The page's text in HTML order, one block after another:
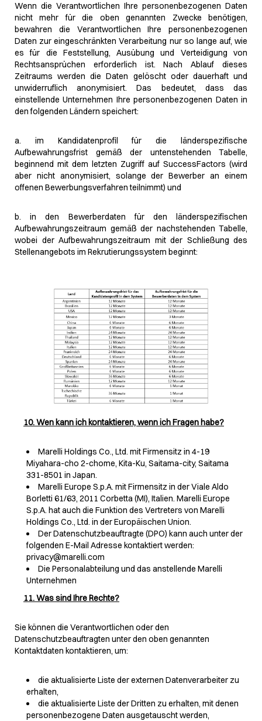
Wenn die Verantwortlichen Ihre personenbezogenen Daten
nicht mehr für die oben genannten Zwecke benötigen,
bewahren die Verantwortlichen Ihre personenbezogenen
Daten zur eingeschränkten Verarbeitung nur so lange auf, wie
es für die Feststellung, Ausübung und Verteidigung von
Rechtsansprüchen erforderlich ist. Nach Ablauf dieses
Zeitraums werden die Daten gelöscht oder dauerhaft und
unwiderruflich anonymisiert. Das bedeutet, dass das
einstellende Unternehmen Ihre personenbezogenen Daten in
den folgenden Ländern speichert:
a. im Kandidatenprofil für die länderspezifische
Aufbewahrungsfrist gemäß der untenstehenden Tabelle,
beginnend mit dem letzten Zugriff auf SuccessFactors (wird
aber nicht anonymisiert, solange der Bewerber an einem
offenen Bewerbungsverfahren teilnimmt) und
b. in den Bewerberdaten für den länderspezifischen
Aufbewahrungszeitraum gemäß der nachstehenden Tabelle,
wobei der Aufbewahrungszeitraum mit der Schließung des
Stellenangebots im Rekrutierungssystem beginnt:
10. Wen kann ich kontaktieren, wenn ich Fragen habe?
Marelli Holdings Co., Ltd. mit Firmensitz in 4-19
Miyahara-cho 2-chome, Kita-Ku, Saitama-city, Saitama
331-8501 in Japan.
Marelli Europe S.p.A. mit Firmensitz in der Viale Aldo
Borletti 61/63, 2011 Corbetta (MI), Italien. Marelli Europe
S.p.A. hat auch die Funktion des Vertreters von Marelli
Holdings Co., Ltd. in der Europäischen Union.
Der Datenschutzbeauftragte (DPO) kann auch unter der
folgenden E-Mail Adresse kontaktiert werden:
privacy@marelli.com
Die Personalabteilung und das anstellende Marelli
Unternehmen
11. Was sind Ihre Rechte?
Sie können die Verantwortlichen oder den
Datenschutzbeauftragten unter den oben genannten
Kontaktdaten kontaktieren, um:
die aktualisierte Liste der externen Datenverarbeiter zu
erhalten,
die aktualisierte Liste der Dritten zu erhalten, mit denen
personenbezogene Daten ausgetauscht werden,